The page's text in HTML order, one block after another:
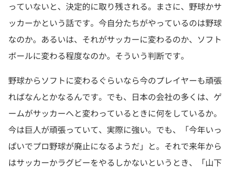
っていないと、決定的に取り残される。まさに、野球かサ
ッカーかという話です。今自分たちがやっているのは野球
なのか。あるいは、それがサッカーに変わるのか、ソフト
ボールに変わる程度なのか。そういう判断です。
野球からソフトに変わるぐらいなら今のプレイヤーも頑張
ればなんとかなるんです。でも、日本の会社の多くは、ゲ
ームがサッカーへと変わっているときに何をしているか。
今は巨人が頑張っていて、実際に強い。でも、「今年いっ
ぱいでプロ野球が廃止になるようだ」と。それで来年から
はサッカーかラグビーをやるしかないというとき、「山下